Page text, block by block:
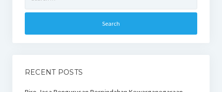
for:
RECENT POSTS